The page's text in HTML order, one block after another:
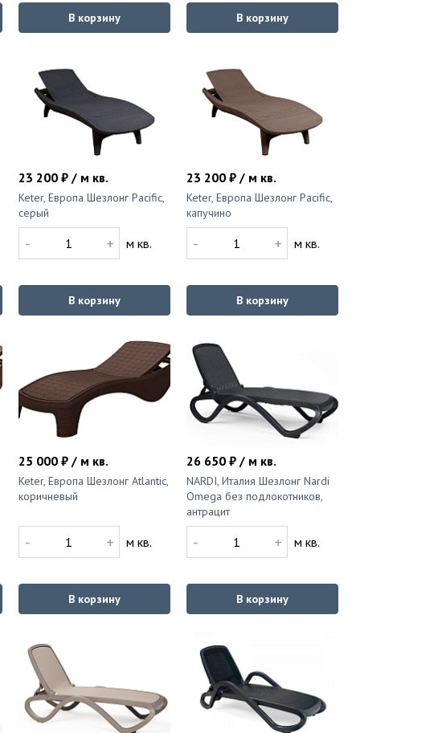
В корзину В корзину
23 200 ₽ / м кв.
Keter, Европа Шезлонг Pacific,
серый
- + м кв.
В корзину
23 200 ₽ / м кв.
Keter, Европа Шезлонг Pacific,
капучино
- + м кв.
В корзину
25 000 ₽ / м кв.
Keter, Европа Шезлонг Atlantic,
коричневый
- + м кв.
В корзину
26 650 ₽ / м кв.
NARDI, Италия Шезлонг Nardi
Omega без подлокотников,
антрацит
- + м кв.
В корзину